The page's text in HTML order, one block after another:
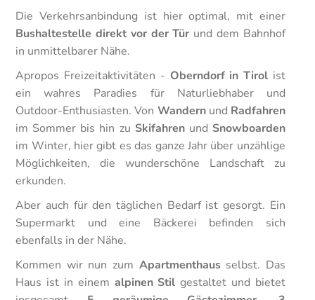
Die Verkehrsanbindung ist hier optimal, mit einer
Bushaltestelle direkt vor der Tür und dem Bahnhof
in unmittelbarer Nähe.
Apropos Freizeitaktivitäten - Oberndorf in Tirolist
ein wahres Paradies für Naturliebhaber und
Outdoor-Enthusiasten. Von Wandern und Radfahren
im Sommer bis hin zu Skifahren und Snowboarden
im Winter, hier gibt es das ganze Jahr über unzählige
Möglichkeiten, die wunderschöne Landschaft zu
erkunden.
Aber auch für den täglichen Bedarf ist gesorgt. Ein
Supermarkt und eine Bäckerei befinden sich
ebenfalls in der Nähe.
Kommen wir nun zum Apartmenthausselbst. Das
Haus ist in einem alpinen Stil gestaltet und bietet